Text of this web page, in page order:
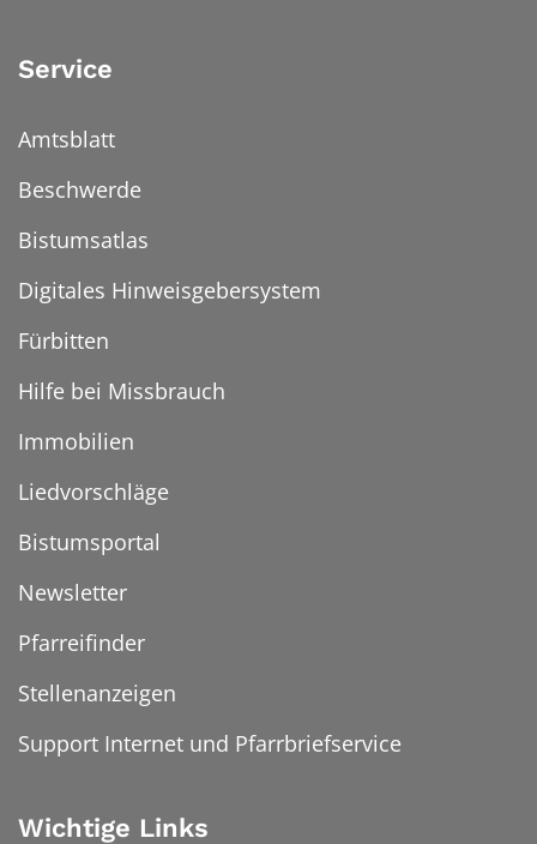
Service
Amtsblatt
Beschwerde
Bistumsatlas
Digitales Hinweisgebersystem
Fürbitten
Hilfe bei Missbrauch
Immobilien
Liedvorschläge
Bistumsportal
Newsletter
Pfarreifinder
Stellenanzeigen
Support Internet und Pfarrbriefservice
Wichtige Links